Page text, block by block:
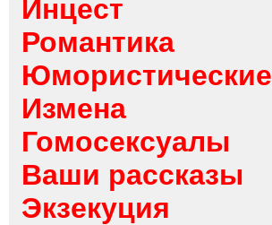
Инцест
Романтика
Юмористические
Измена
Гомосексуалы
Ваши рассказы
Экзекуция